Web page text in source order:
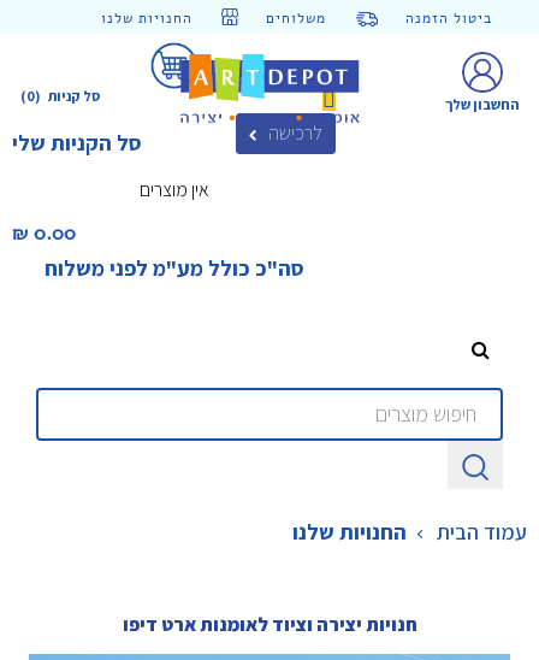
ביטול הזמנה משלוחים החנויות שלנו
(0) סל קניות
סל הקניות שלי לרכישה
אין מוצרים
0.00 ₪‎
סה"כ כולל מע"מ לפני משלוח
החשבון שלך
עמוד הבית החנויות שלנו
חנויות יצירה וציוד לאומנות ארט דיפו